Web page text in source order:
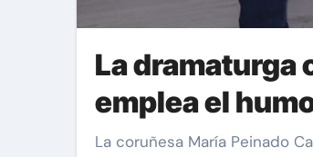
La dramaturga
emplea el
La coruñesa María Peinado Casal recibió esta tarde la octava edición del Premio Laudamuco para textos teatrales de manos de la concejala